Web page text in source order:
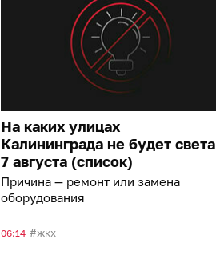
На каких улицах
Калининграда не будет света
7 августа (список)
Причина — ремонт или замена
оборудования
06:14 жкх